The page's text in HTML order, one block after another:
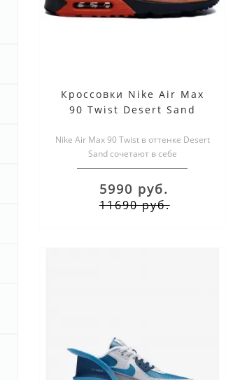
Кроссовки Nike Air Max
90 Twist Desert Sand
Nike Air Max 90 Twist в оттенке Desert
Sand сочетают в себе
инновационные технологии и
модный дизайн..
5990 руб.
11690 руб.